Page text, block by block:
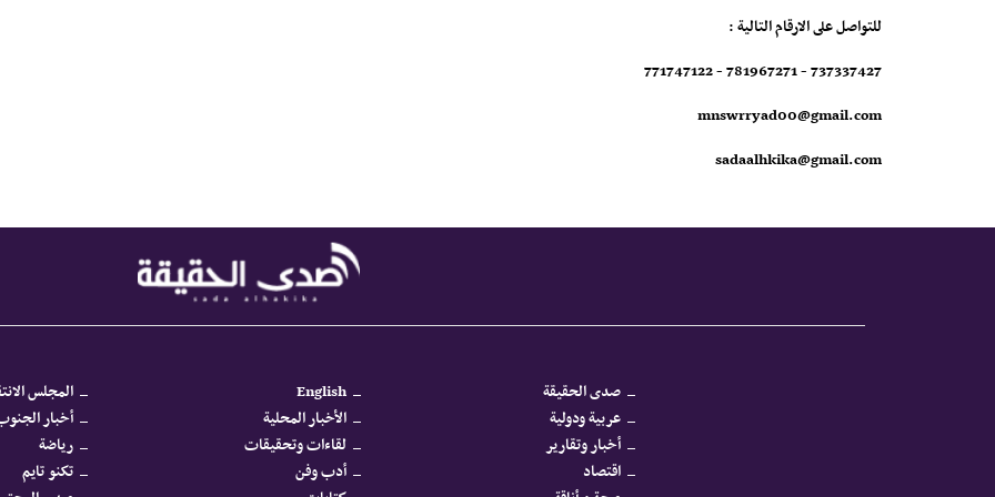
للتواصل على الارقام التالية :
737337427 - 781967271 - 771747122
mnswrryad00@gmail.com
sadaalhkika@gmail.com
صدى الحقيقة English
المجلس
عربية ودولية
الأخبار المحلية
أخبار
أخبار وتقارير
لقاءات وتحقيقات
رياضة
اقتصاد
أدب وفن
تكنو تايم